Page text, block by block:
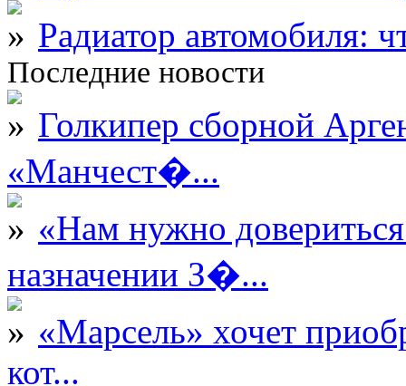
Радиатор автомобиля:
Последние новости
Голкипер сборной
«Манчест�...
«Нам нужно
назначении З�...
«Марсель» хочет
кот...